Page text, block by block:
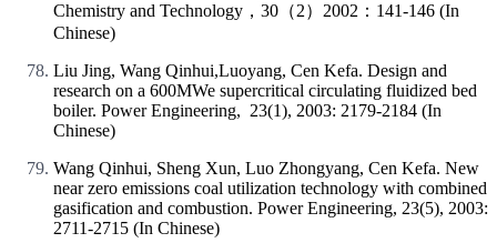
Chemistry and Technology，30（2）2002：141-146 (In
Chinese)
Liu Jing, Wang Qinhui,Luoyang, Cen Kefa. Design and
research on a 600MWe supercritical circulating fluidized bed
boiler. Power Engineering, 23(1), 2003: 2179-2184 (In
Chinese)
Wang Qinhui, Sheng Xun, Luo Zhongyang, Cen Kefa. New
near zero emissions coal utilization technology with combined
gasification and combustion. Power Engineering, 23(5), 2003:
2711-2715 (In Chinese)